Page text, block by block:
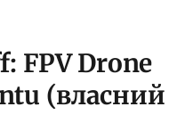
FPV Drone
(власний